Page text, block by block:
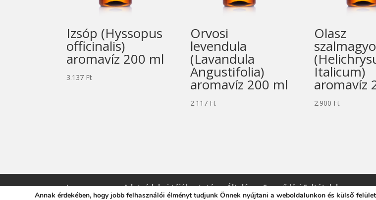
Izsóp (Hyssopus
officinalis)
aromavíz 200 ml
3.137 Ft
Orvosi
levendula
(Lavandula
Angustifolia)
aromavíz 200 ml
2.117 Ft
Olasz
Italicum)
aromavíz
2.900 Ft
Impresszum Adatvédelmi tájékoztató
Általános Szerződési Feltételek
Annak érdekében, hogy jobb felhasználói élményt tudjunk Önnek nyújtani a weboldalunkon és külső